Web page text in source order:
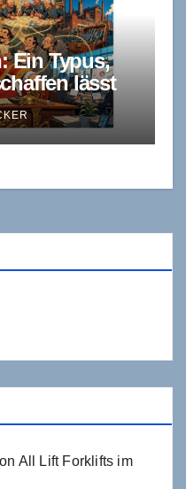
Ein Typus,
lässt
All Lift Forklifts im